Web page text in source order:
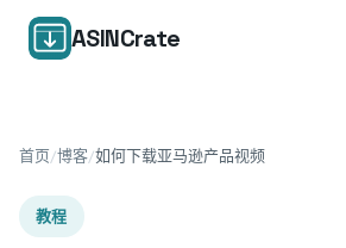
ASINCrate
首页/博客/如何下载亚马逊产品视频
教程